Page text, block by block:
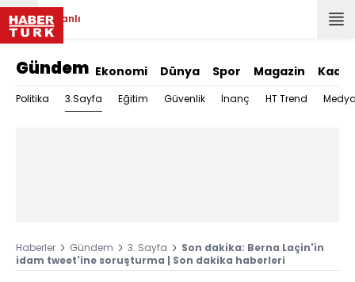
Canlı
Gündem Ekonomi Dünya Spor Magazin Kadın
Politika 3.Sayfa Eğitim Güvenlik İnanç HT Trend
Haberler Gündem 3. Sayfa
Son dakika: Berna Laçin'in
idam tweet'ine soruşturma | Son dakika haberleri